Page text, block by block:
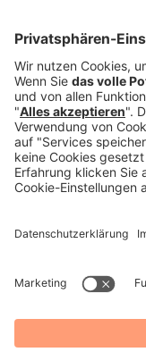
Versand:
PREISE FÜR: